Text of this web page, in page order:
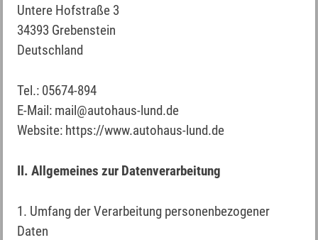
Untere Hofstraße 3
34393 Grebenstein
Deutschland
Tel.: 05674-894
E-Mail: mail@autohaus-lund.de
Website: https://www.autohaus-lund.de
II. Allgemeines zur Datenverarbeitung
1. Umfang der Verarbeitung personenbezogener
Daten